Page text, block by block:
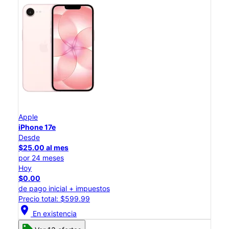
Apple
iPhone 17e
Desde
$25.00 al mes
por 24 meses
Hoy
$0.00
de pago inicial + impuestos
Precio total: $599.99
location_on En existencia